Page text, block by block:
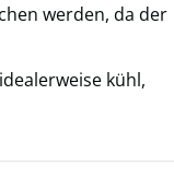
werden, da der
kühl,